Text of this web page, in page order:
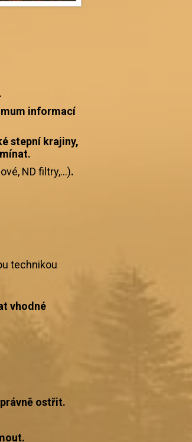
informací
stepní krajiny,
ND filtry,...).
technikou
vhodné
ostřit.